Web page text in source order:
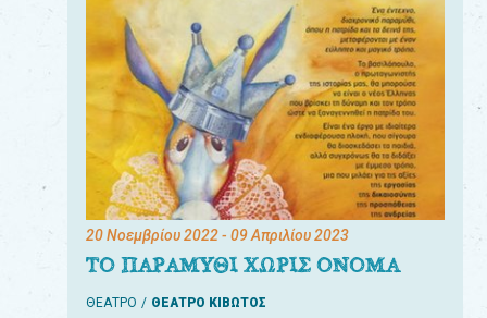
20 Νοεμβρίου 2022- 09 Απριλίου 2023
ΤΟ ΠΑΡΑΜΥΘΙ ΧΩΡΙΣ ΟΝΟΜΑ
ΘΕΑΤΡΟ ΘΕΑΤΡΟ ΚΙΒΩΤΟΣ